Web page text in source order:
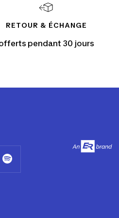
RETOUR & ÉCHANGE
pendant 30 jours